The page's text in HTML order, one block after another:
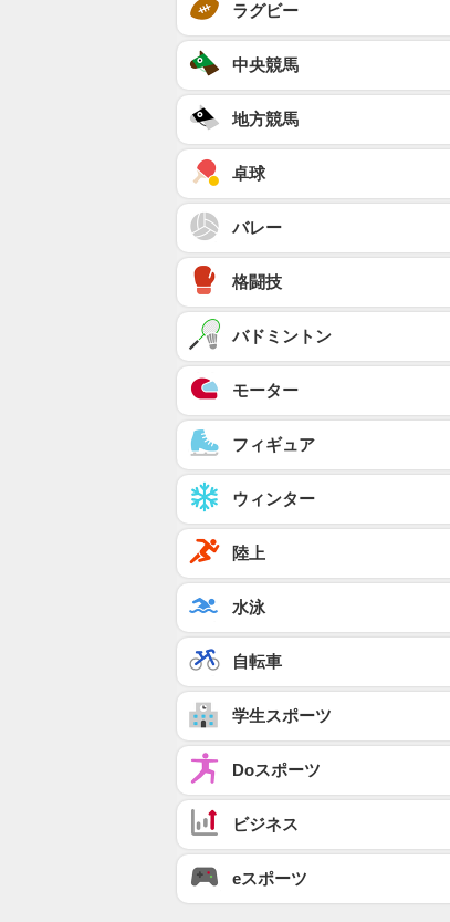
ラグビー
中央競馬
地方競馬
卓球
バレー
格闘技
バドミントン
モーター
フィギュア
ウィンター
陸上
水泳
自転車
学生スポーツ
Doスポーツ
ビジネス
eスポーツ